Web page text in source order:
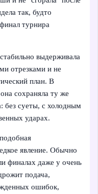
так, будто
турнира
выдерживала
отрезками и не
план. В
сохраняла ту же
без суеты, с холодным
ударах.
явление. Обычно
финалах даже у очень
подача,
ошибок,